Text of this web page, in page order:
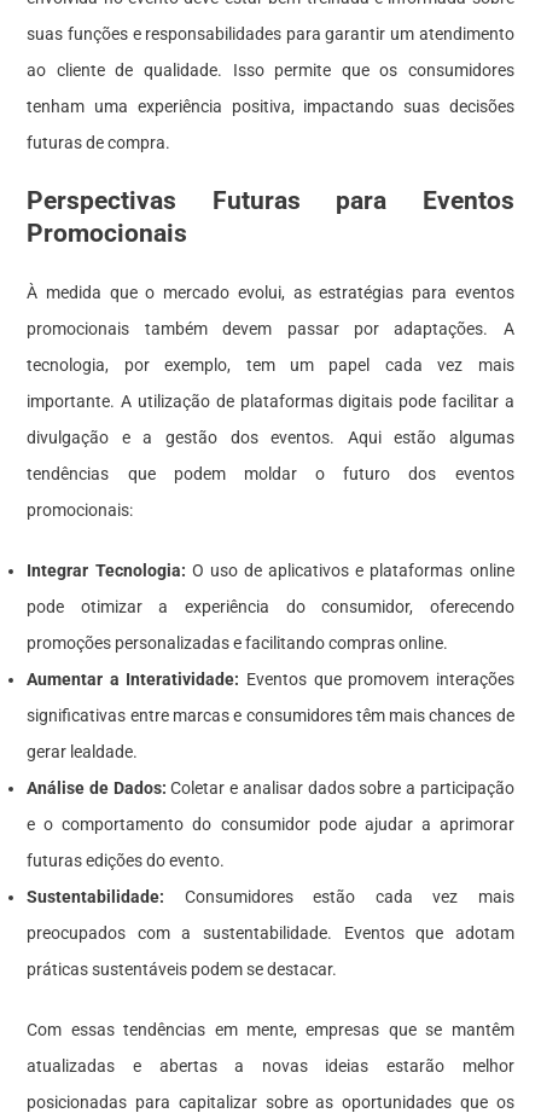
suas funções e responsabilidades para garantir um atendimento
ao cliente de qualidade. Isso permite que os consumidores
tenham uma experiência positiva, impactando suas decisões
futuras de compra.
Perspectivas Futuras para Eventos
Promocionais
À medida que o mercado evolui, as estratégias para eventos
promocionais também devem passar por adaptações. A
tecnologia, por exemplo, tem um papel cada vez mais
importante. A utilização de plataformas digitais pode facilitar a
divulgação e a gestão dos eventos. Aqui estão algumas
tendências que podem moldar o futuro dos eventos
promocionais:
Integrar Tecnologia: O uso de aplicativos e plataformas online
pode otimizar a experiência do consumidor, oferecendo
promoções personalizadas e facilitando compras online.
Aumentar a Interatividade: Eventos que promovem interações
significativas entre marcas e consumidores têm mais chances de
gerar lealdade.
Análise de Dados: Coletar e analisar dados sobre a participação
e o comportamento do consumidor pode ajudar a aprimorar
futuras edições do evento.
Sustentabilidade: Consumidores estão cada vez mais
preocupados com a sustentabilidade. Eventos que adotam
práticas sustentáveis podem se destacar.
Com essas tendências em mente, empresas que se mantêm
atualizadas e abertas a novas ideias estarão melhor
posicionadas para capitalizar sobre as oportunidades que os